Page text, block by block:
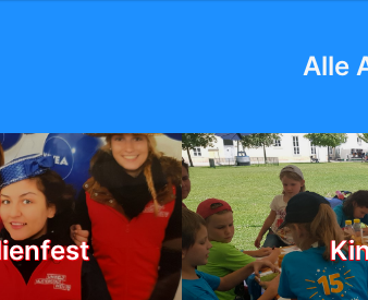
Alle